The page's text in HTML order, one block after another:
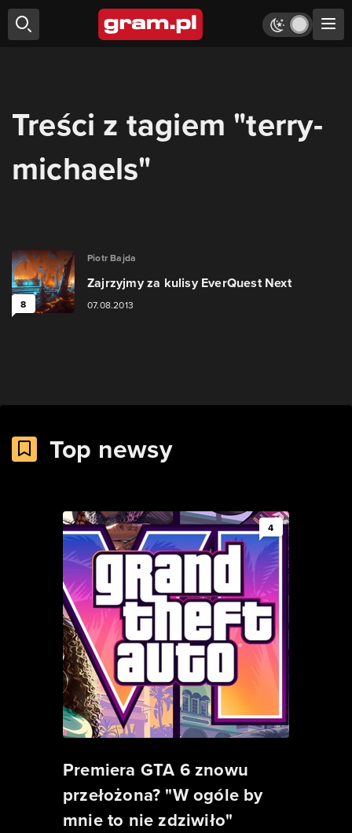
Treści z tagiem "terry-
michaels"
8
Piotr Bajda
Zajrzyjmy za kulisy EverQuest Next
07.08.2013
Top newsy
4
Premiera GTA 6 znowu
przełożona? "W ogóle by
mnie to nie zdziwiło"